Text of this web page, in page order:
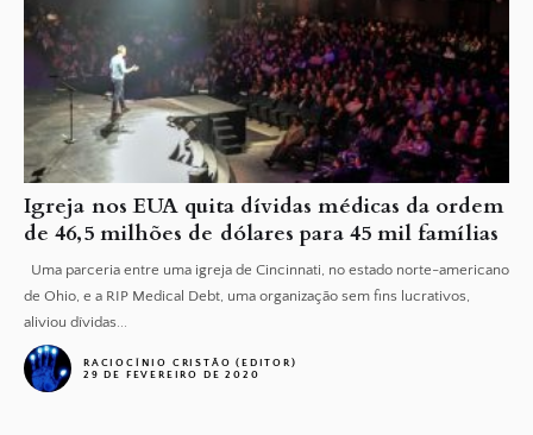
Igreja nos EUA quita dívidas médicas da ordem
de 46,5 milhões de dólares para 45 mil famílias
Uma parceria entre uma igreja de Cincinnati, no estado norte-americano
de Ohio, e a RIP Medical Debt, uma organização sem fins lucrativos,
aliviou dívidas...
RACIOCÍNIO CRISTÃO (EDITOR)
29 DE FEVEREIRO DE 2020